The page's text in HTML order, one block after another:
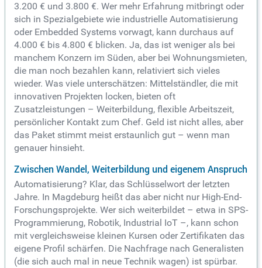
3.200 € und 3.800 €. Wer mehr Erfahrung mitbringt oder
sich in Spezialgebiete wie industrielle Automatisierung
oder Embedded Systems vorwagt, kann durchaus auf
4.000 € bis 4.800 € blicken. Ja, das ist weniger als bei
manchem Konzern im Süden, aber bei Wohnungsmieten,
die man noch bezahlen kann, relativiert sich vieles
wieder. Was viele unterschätzen: Mittelständler, die mit
innovativen Projekten locken, bieten oft
Zusatzleistungen – Weiterbildung, flexible Arbeitszeit,
persönlicher Kontakt zum Chef. Geld ist nicht alles, aber
das Paket stimmt meist erstaunlich gut – wenn man
genauer hinsieht.
Zwischen Wandel, Weiterbildung und eigenem Anspruch
Automatisierung? Klar, das Schlüsselwort der letzten
Jahre. In Magdeburg heißt das aber nicht nur High-End-
Forschungsprojekte. Wer sich weiterbildet – etwa in SPS-
Programmierung, Robotik, Industrial IoT –, kann schon
mit vergleichsweise kleinen Kursen oder Zertifikaten das
eigene Profil schärfen. Die Nachfrage nach Generalisten
(die sich auch mal in neue Technik wagen) ist spürbar.